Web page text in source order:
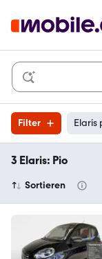
Filter Elaris
3 Elaris: Pio
Sortieren